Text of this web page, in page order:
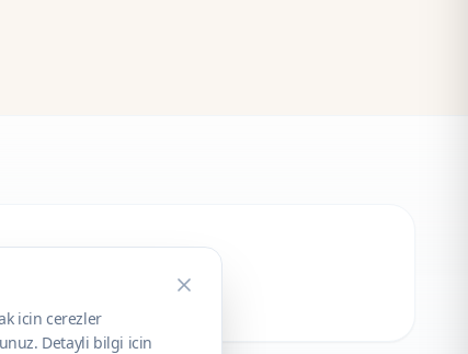
icin cerezler
Detayli bilgi icin